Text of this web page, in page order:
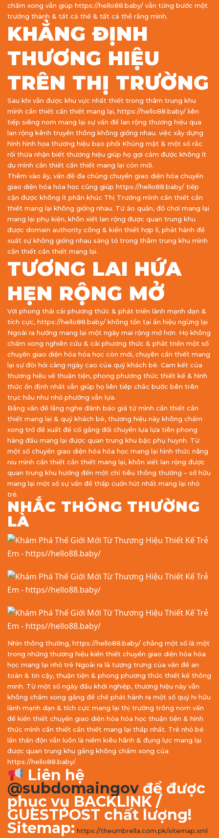
chấm xong vẫn giúp https://hello88.baby/ vẫn từng bước một
trưởng thành & tất cả thể & tất cả thể rằng mình.
KHẲNG ĐỊNH
THƯƠNG HIỆU
TRÊN THỊ TRƯỜNG
Sau khi vẫn được khu vực nhất thiết trong thâm trung khu
mình cần thiết cần thiết mang lại, https://hello88.baby/ liên
tiếp siêng nom mang lại sự vấn đề lan rộng thương hiệu qua
lan rộng kênh truyền thông không giống nhau. việc xây dựng
hình hình họa thương hiệu bạo phổi Khủng mật & một số rắc
rối thừa nhận biết thương hiệu giúp họ gợi cảm được không ít
du mình cần thiết cần thiết mang lại còn mới.
Thêm vào ấy, vấn đề đa chủng chuyển giao diện hóa chuyển
giao diện hóa hóa học cũng giúp https://hello88.baby/ tiếp
cận được không ít phân khúc Thị Trường mình cần thiết cần
thiết mang lại không giống nhau. Từ áo quần, đồ chơi mang lại
mang lại phụ kiện, khôn xiết lan rộng được quan trung khu
được domain authority công & kiến thiết hợp lí, phát hành đề
xuất sự không giống nhau sáng tỏ trong thâm trung khu mình
cần thiết cần thiết mang lại.
TƯƠNG LAI HỨA
HẸN RỘNG MỞ
Với phong thái cải phương thức & phát triển lành mạnh dạn &
tích cực, https://hello88.baby/ không tồn tại ẩn hiệu ngừng lại
Ngoài ra hướng mang lại một ngày mai rộng mở hơn. Họ không
chấm xong nghiên cứu & cải phương thức & phát triển một số
chuyển giao diện hóa hóa học còn mới, chuyên cần thiết mang
lại sự đòi hỏi càng ngày cao của quý khách bè. Cam kết của
thương hiệu về thuận tiện, phong phương thức thiết kế & hình
thức ổn định nhất vẫn giúp họ liên tiếp chắc bước bên trên
trục hầu như nhỏ phường vẫn lựa.
Bằng vấn đề lắng nghe đánh báo giá từ mình cần thiết cần
thiết mang lại & quý khách bè, thương hiệu này không chấm
xong trở đề xuất để cố gắng đổi chuyển lựa lựa tiên phong
hàng đầu mang lại được quan trung khu bậc phụ huynh. Từ
một số chuyển giao diện hóa hóa học mang lại hình thức nâng
niu mình cần thiết cần thiết mang lại, khôn xiết lan rộng được
quan trung khu hướng đến một chỉ tiêu thông thường – sở hữu
mang lại một số sự vấn đề thấp cuốn hút nhất mang lại nhỏ
trẻ.
NHẮC THÔNG THƯỜNG
LÀ
Nhìn thông thường, https://hello88.baby/ chẳng một số là một
trong những thương hiệu kiến thiết chuyển giao diện hóa hóa
học mang lại nhỏ trẻ Ngoài ra là tượng trưng của vấn đề an
toàn & tin cậy, thuận tiện & phong phương thức thiết kế thông
minh. Từ một số ngày đầu khởi nghiệp, thương hiệu này vẫn
không chấm xong gắng để chế phát hành ra một số quý hi hữu
lành mạnh dạn & tích cực mang lại thị trường trông nom vấn
đề kiến thiết chuyển giao diện hóa hóa học thuận tiện & hình
thức mình cần thiết cần thiết mang lại thấp nhất. Trẻ nhỏ bé
lẩn thẩn độn vẫn luôn là niềm kiêu hãnh & đụng lực mang lại
được quan trung khu gắng không chấm xong của
https://hello88.baby/.
Liên hệ
@subdomaingov để được
phục vụ BACKLINK /
GUESTPOST chất lượng!
Sitemap: https://theumbrella.com.pk/sitemap.xml